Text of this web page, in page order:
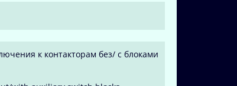
к контакторам без/ с блоками